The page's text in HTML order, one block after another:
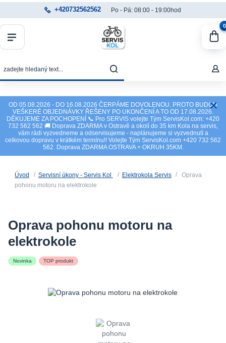
OD 05.08.2026 - DO 16.08.2026 ČERPÁME DOVOLENOU. PROTO BUDOU
VEŠKERÉ OBJEDNÁVKY ŘEŠENY PO UKONČENÍ A TO OD 17.08.2026.
DĚKUJEME ZA POCHOPENÍ 📞 Pro SERVIS volejte Tým ServisKol.com: +420
732 562 562 🚚 Doprava ZDARMA v Ostravě a okolí do 35 km Kola na servis,
vám rádi vyzvedneme a odservisujeme - naplánujeme si vyzvednutí a
celkovou dopravu v krátkém termínu!! Volejte Tým ServisKol.com +420 732 562
562. Doprava ZDARMA OSTRAVA + OKRUH 35KM.
+420732562562 Po - Pá: 08:00 - 19:00hod
0
Úvod Servisní úkony - Servis Kol Elektrokola Servis
Oprava
pohonu motoru na elektrokole
Oprava pohonu motoru na
elektrokole
Novinka TOP produkt